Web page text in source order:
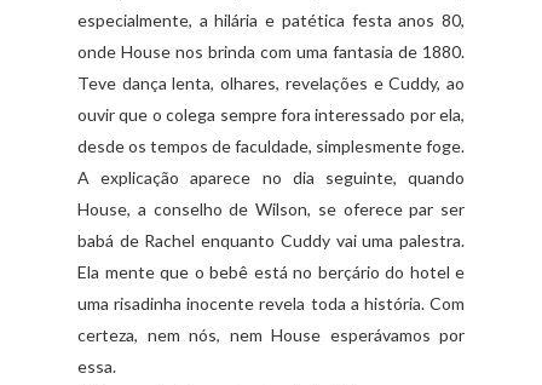
especialmente, ahilária e patética festa anos 80,
onde House nos brinda com uma fantasia de 1880.
Teve dança lenta, olhares, revelações eCuddy, ao
ouvir que o colega sempre fora interessado por ela,
desde os tempos de faculdade, simplesmente foge.
A explicação aparece no dia seguinte, quando
House, a conselho de Wilson, se oferece par ser
babá de Rachel enquanto Cuddyvai uma palestra.
Ela mente que o bebê está no berçário do hotel e
umarisadinha inocente revela toda a história. Com
certeza, nem nós, nem House esperávamos por
essa.